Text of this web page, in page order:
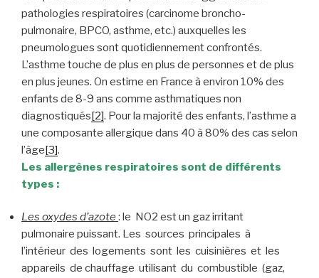
pathologies respiratoires (carcinome broncho-
pulmonaire, BPCO, asthme, etc.) auxquelles les
pneumologues sont quotidiennement confrontés.
L’asthme touche de plus en plus de personnes et de plus
en plus jeunes. On estime en France à environ 10% des
enfants de 8-9 ans comme asthmatiques non
diagnostiqués[2]. Pour la majorité des enfants, l’asthme a
une composante allergique dans 40 à 80% des cas selon
l’âge[3].
Les allergènes respiratoires sont de différents
types :
Les oxydes d’azote : le NO2 est un gaz irritant
pulmonaire puissant. Les sources principales à
l’intérieur des logements sont les cuisinières et les
appareils de chauffage utilisant du combustible (gaz,